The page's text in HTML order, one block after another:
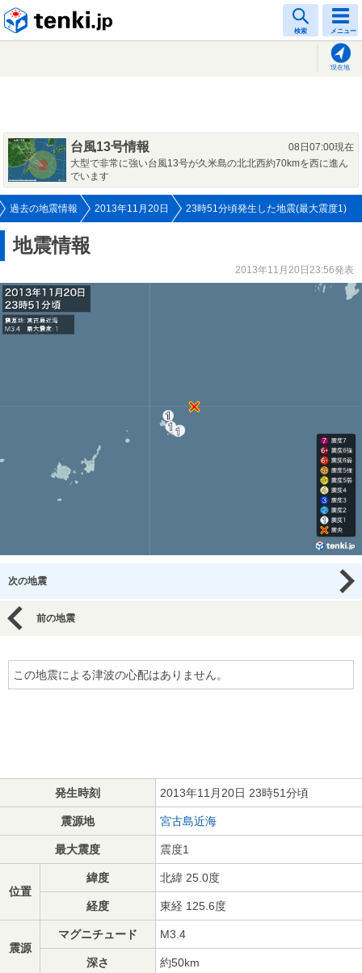
検索 メニュー
現在地
台風13号情報
08日07:00現在
大型で非常に強い台風13号が久米島の北北西約70kmを西に進ん
でいます
過去の地震情報 2013年11月20日 23時51分頃発生した地震(最大震度1)
地震情報
2013年11月20日23:56発表
次の地震
前の地震
この地震による津波の心配はありません。
発生時刻 2013年11月20日 23時51分頃
震源地 宮古島近海
最大震度 震度1
位置
緯度 北緯 25.0度
経度 東経 125.6度
震源
マグニチュード M3.4
深さ 約50km